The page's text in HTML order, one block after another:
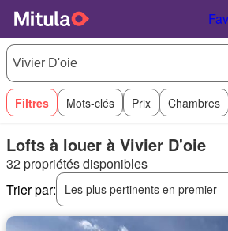
Filtres Mots-clés Prix Chambres
Lofts à louer à Vivier D'oie
32 propriétés disponibles
Trier par:
Les plus pertinents en premier